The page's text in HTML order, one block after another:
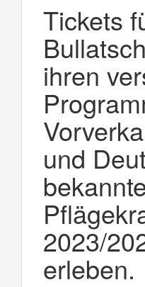
Tickets
ihren
und
2023/
erleben.